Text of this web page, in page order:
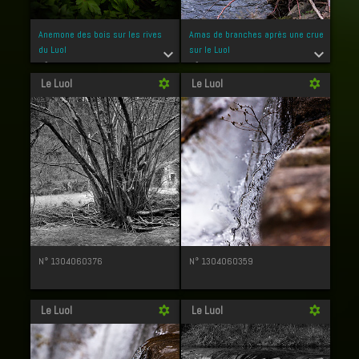
expand_more
Anemone des bois sur les rives
du Luol
N° 1304060389
expand_more
Amas de branches après une crue
sur le Luol
N° 1304060382
filter_vintage
Le Luol
N° 1304060376
filter_vintage
Le Luol
N° 1304060359
filter_vintage
Le Luol filter_vintage
Le Luol